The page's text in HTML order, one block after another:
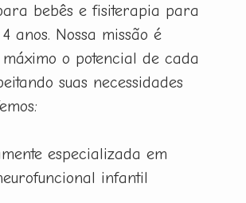
bebês e fisiterapia para
anos. Nossa missão é
o potencial de cada
suas necessidades
especializada em
infantil